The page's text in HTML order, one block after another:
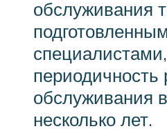
обслуживания
периодичность
обслуживания
несколько лет.